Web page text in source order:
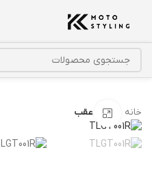
خانه چراغ عقببزرگنمایی تصویر